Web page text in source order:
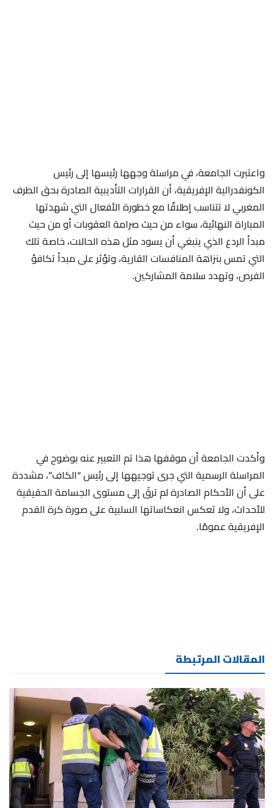
واعتبرت الجامعة، في مراسلة وجهها رئيسها إلى رئيس
الكونفدرالية الإفريقية، أن القرارات التأديبية الصادرة بحق الطرف
المغربي لا تتناسب إطلاقًا مع خطورة الأفعال التي شهدتها
المباراة النهائية، سواء من حيث صرامة العقوبات أو من حيث
مبدأ الردع الذي ينبغي أن يسود مثل هذه الحالات، خاصة تلك
التي تمس بنزاهة المنافسات القارية، وتؤثر على مبدأ تكافؤ
الفرص، وتهدد سلامة المشاركين.
وأكدت الجامعة أن موقفها هذا تم التعبير عنه بوضوح في
المراسلة الرسمية التي جرى توجيهها إلى رئيس “الكاف”، مشددة
على أن الأحكام الصادرة لم ترقَ إلى مستوى الجسامة الحقيقية
للأحداث، ولا تعكس انعكاساتها السلبية على صورة كرة القدم
الإفريقية عمومًا.
المقالات المرتبطة